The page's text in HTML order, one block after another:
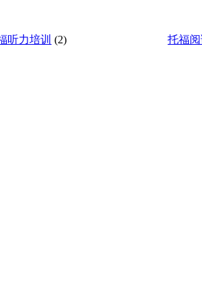
听力培训 (2) 托福阅